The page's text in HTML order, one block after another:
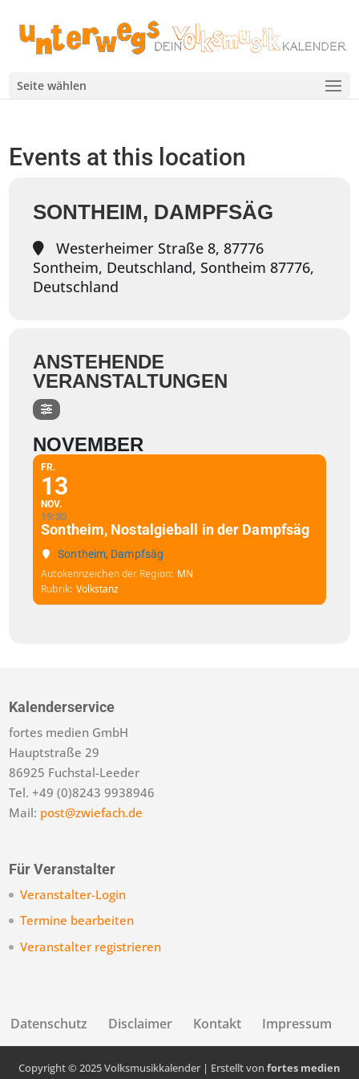
Seite wählen
Events at this location
SONTHEIM, DAMPFSÄG
Westerheimer Straße 8, 87776
Sontheim, Deutschland, Sontheim 87776,
Deutschland
ANSTEHENDE
VERANSTALTUNGEN
NOVEMBER
FR.
13
NOV.
19:30
Sontheim, Nostalgieball in der Dampfsäg
Sontheim, Dampfsäg
Autokennzeichen der Region MN
Rubrik Volkstanz
Kalenderservice
fortes medien GmbH
Hauptstraße 29
86925 Fuchstal-Leeder
Tel. +49 (0)8243 9938946
Mail: post@zwiefach.de
Für Veranstalter
Veranstalter-Login
Termine bearbeiten
Veranstalter registrieren
Datenschutz Disclaimer Kontakt Impressum
Copyright © 2025 Volksmusikkalender | Erstellt von fortes medien